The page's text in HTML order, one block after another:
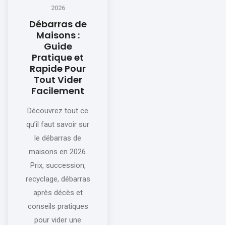
2026
Débarras de
Maisons :
Guide
Pratique et
Rapide Pour
Tout Vider
Facilement
Découvrez tout ce
qu’il faut savoir sur
le débarras de
maisons en 2026.
Prix, succession,
recyclage, débarras
après décès et
conseils pratiques
pour vider une